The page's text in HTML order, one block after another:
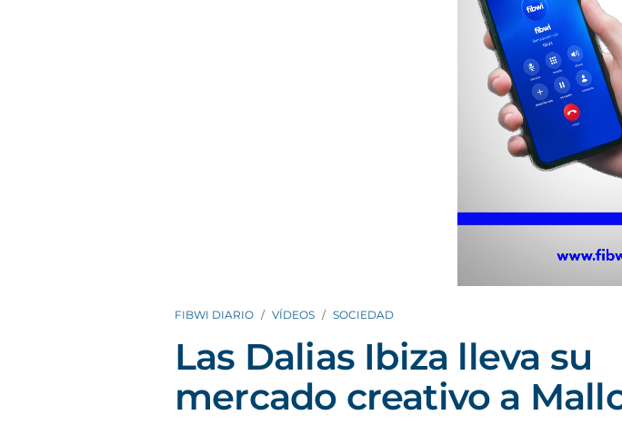
FIBWI DIARIO VÍDEOS SOCIEDAD
Las Dalias Ibiza lleva su
mercado creativo a